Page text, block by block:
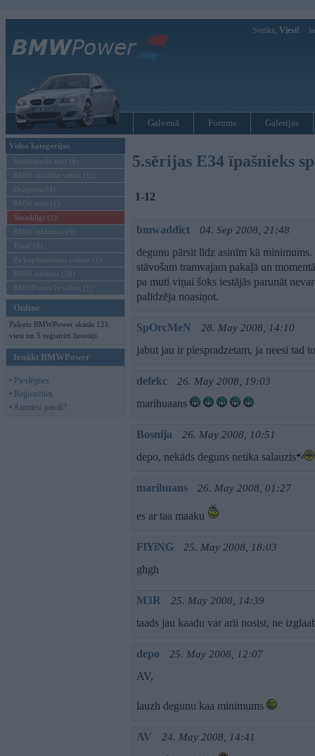
Sveiks, Viesi!
Galvenā Forums Galerijas
Video kategorijas
Salīdzinošie testi (9)
BMW oficiālie video (12)
Dragreiss (4)
BMW tests (1)
Smieklīgi (2)
BMW reklāmas (5)
Trasē (8)
Pa koplietošanas ceļiem (1)
BMW īsfilmas (10)
BMWPower.lv video (1)
Online
Pašreiz BMWPower skatās 121
viesi un 5 reģistrēti lietotāji.
Ienākt BMWPower
• Pieslēgties
• Reģistrēties
• Aizmirsi paroli?
5.sērijas E34 īpašnieks
1-12
bmwaddict 04. Sep 2008, 21:48
degunu pārsit līdz asinīm kā
stāvošam tramvajam pakaļā un
pa muti viņai šoks iestājās parunāt
palīdzēja noasiņot.
SpOrcMeN 28. May 2008, 14:10
jabut jau ir piespradzetam, ja neesi tad
defekc 26. May 2008, 19:03
marihuaans
Bosnija 26. May 2008, 10:51
depo, nekāds deguns netika salauzts
marihuans 26. May 2008, 01:27
es ar taa maaku
FlYiNG 25. May 2008, 18:03
ghgh
M3R 25. May 2008, 14:39
taads jau kaadu var arii nosist, ne
depo 25. May 2008, 12:07
AV,
lauzh degunu kaa minimums
AV 24. May 2008, 14:41